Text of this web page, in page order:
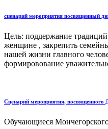
сценарий мероприятия посвященный
Цель: поддержание
женщине , закрепить
нашей жизни главного
формировование
Сценарий мероприятия, посвященного
Обучающиеся